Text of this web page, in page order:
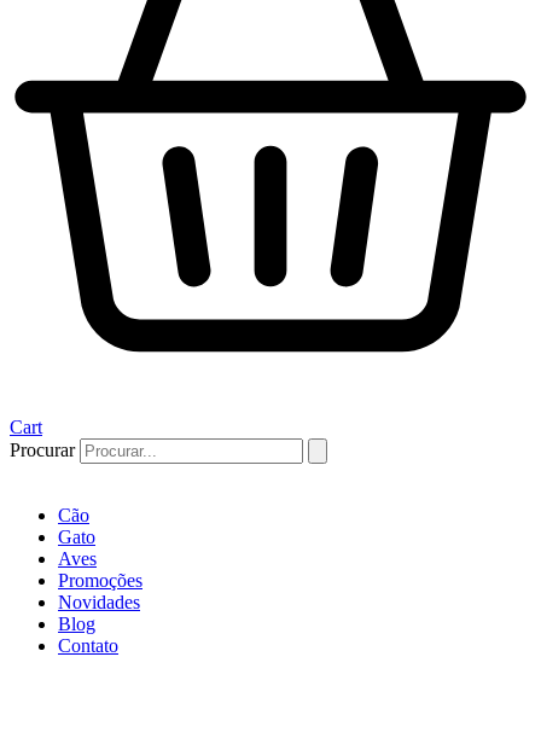
Cart
Procurar
Cão
Gato
Aves
Promoções
Novidades
Blog
Contato